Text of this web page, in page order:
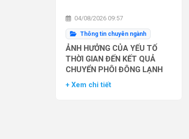
04/08/2026 09:57
Thông tin chuyên ngành
ẢNH HƯỞNG CỦA YẾU TỐ
THỜI GIAN ĐẾN KẾT QUẢ
CHUYỂN PHÔI ĐÔNG LẠNH
+ Xem chi tiết